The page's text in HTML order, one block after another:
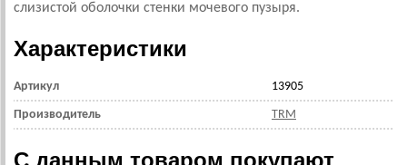
слизистой оболочки стенки мочевого пузыря.
Характеристики
Артикул 13905
Производитель TRM
С данным товаром покупают